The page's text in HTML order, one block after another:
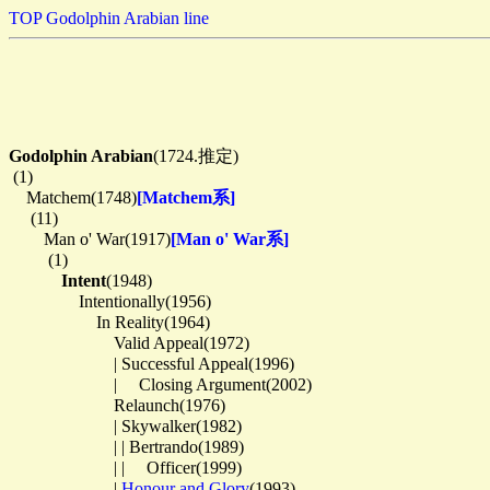
TOP Godolphin Arabian line
Godolphin Arabian(1724.推定)
(1)
Matchem(1748)[Matchem系]
(11)
Man o' War(1917)[Man o' War系]
(1)
Intent(1948)
Intentionally(1956)
In Reality(1964)
Valid Appeal(1972)
| Successful Appeal(1996)
| 　Closing Argument(2002)
Relaunch(1976)
| Skywalker(1982)
| | Bertrando(1989)
| | 　Officer(1999)